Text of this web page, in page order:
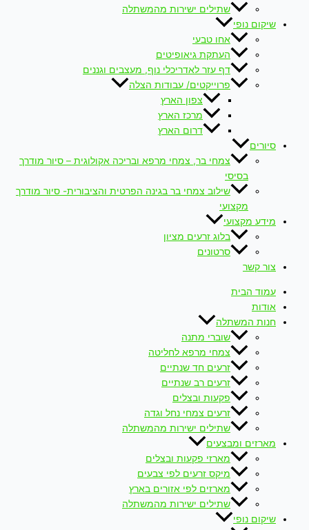
שתילים ישירות מהמשתלה
שיקום נופי
אחו טבעי
העתקת גיאופיטים
דף עזר לאדריכלי נוף, מעצבים וגננים
פרוייקטים/ עבודות הצלה
צפון הארץ
מרכז הארץ
דרום הארץ
סיורים
צמחי בר, צמחי מרפא ובריכה אקולוגית – סיור מודרך
בסיסי
שילוב צמחי בר בגינה הפרטית והציבורית- סיור מודרך
מקצועי
מידע מקצועי
בלוג זרעים מציון
סרטונים
צור קשר
עמוד הבית
אודות
חנות המשתלה
שוברי מתנה
צמחי מרפא לחליטה
זרעים חד שנתיים
זרעים רב שנתיים
פקעות ובצלים
זרעים צמחי נחל וגדה
שתילים ישירות מהמשתלה
מארזים ומבצעים
מארזי פקעות ובצלים
מיקס זרעים לפי צבעים
מארזים לפי אזורים בארץ
שתילים ישירות מהמשתלה
שיקום נופי